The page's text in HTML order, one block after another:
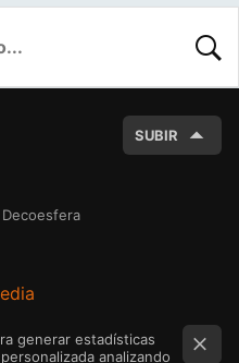
SUBIR
Decoesfera
generar estadísticas
analizando